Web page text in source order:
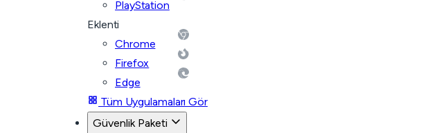
PlayStation
Eklenti
Chrome
Firefox
Edge
Tüm Uygulamaları Gör
Güvenlik Paketi